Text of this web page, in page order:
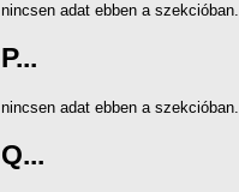
nincsen adat ebben a szekcióban.
P...
nincsen adat ebben a szekcióban.
Q...